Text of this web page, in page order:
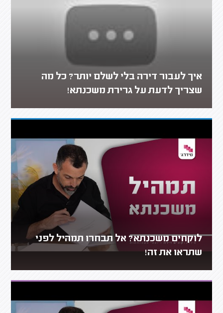
איך לעבור דירה בלי לשלם יותר? כל מה
שצריך לדעת על גרירת משכנתא!
לוקחים משכנתא? אל תבחרו תמהיל לפני
שתראו את זה!